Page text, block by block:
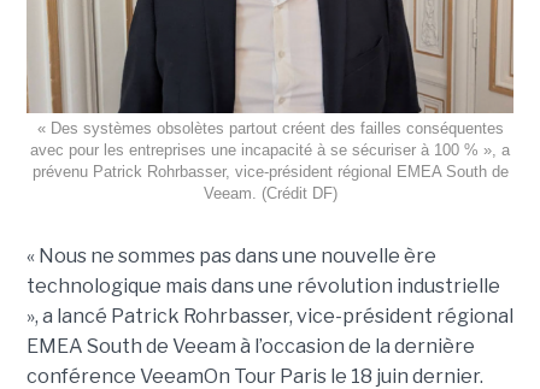
« Des systèmes obsolètes partout créent des failles conséquentes
avec pour les entreprises une incapacité à se sécuriser à 100 % », a
prévenu Patrick Rohrbasser, vice-président régional EMEA South de
Veeam. (Crédit DF)
« Nous ne sommes pas dans une nouvelle ère
technologique mais dans une révolution industrielle
», a lancé Patrick Rohrbasser, vice-président régional
EMEA South de Veeam à l’occasion de la dernière
conférence VeeamOn Tour Paris le 18 juin dernier.